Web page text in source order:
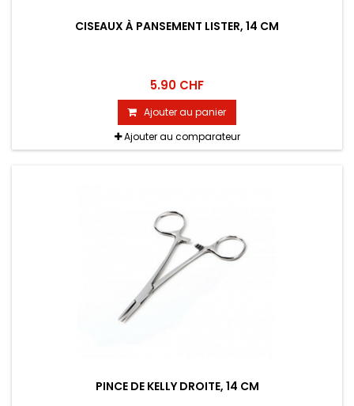
CISEAUX À PANSEMENT LISTER, 14 CM
5.90 CHF
Ajouter au panier
Ajouter au comparateur
PINCE DE KELLY DROITE, 14 CM